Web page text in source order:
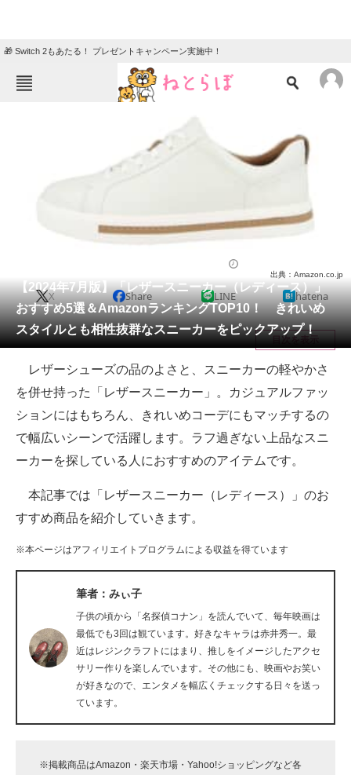
🎁 Switch 2もあたる！ プレゼントキャンペーン実施中！
ニュース
教育・育児
会員記事
メディア
注目記事を集めた総合ページ
ITの今と未来を見通す
スマホと通信の最新トレンド
進化するPCとデバイスの未来
好きが集まる 比べて選べる
ビジネスと働き方のヒント
AI活用のいまが分かる
企業ITのトレンドを詳説
経営リーダーのコミュニティ
マーケ×ITの今がよく分かる
ITエンジニア向け専門サイト
企業向けIT製品の総合サイト
【2024年7月版】「レザースニーカー（レディース）」
おすすめ5選＆AmazonランキングTOP10！ きれいめ
スタイルとも相性抜群なスニーカーをピックアップ！
出典：Amazon.co.jp
X Share LINE hatena
目次を表示
レザーシューズの品のよさと、スニーカーの軽やかさ
を併せ持った「レザースニーカー」。カジュアルファッ
ションにはもちろん、きれいめコーデにもマッチするの
で幅広いシーンで活躍します。ラフ過ぎない上品なスニ
ーカーを探している人におすすめのアイテムです。
本記事では「レザースニーカー（レディース）」のお
すすめ商品を紹介していきます。
※本ページはアフィリエイトプログラムによる収益を得ています
筆者：みぃ子
子供の頃から「名探偵コナン」を読んでいて、毎年映画は
最低でも3回は観ています。好きなキャラは赤井秀一。最
近はレジンクラフトにはまり、推しをイメージしたアクセ
サリー作りを楽しんでいます。その他にも、映画やお笑い
が好きなので、エンタメを幅広くチェックする日々を送っ
ています。
※掲載商品はAmazon・楽天市場・Yahoo!ショッピングなど各